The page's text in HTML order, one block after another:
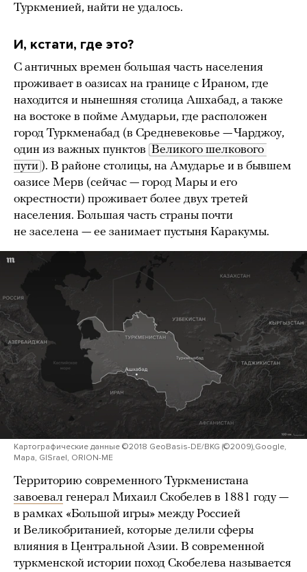
Туркменией, найти не удалось.
И, кстати, где это?
С античных времен большая часть населения
проживает в оазисах на границе с Ираном, где
находится и нынешняя столица Ашхабад, а также
на востоке в пойме Амударьи, где расположен
город Туркменабад (в Средневековье — Чарджоу,
один из важных пунктов Великого шелкового
пути ). В районе столицы, на Амударье и в бывшем
оазисе Мерв (сейчас — город Мары и его
окрестности) проживает более двух третей
населения. Большая часть страны почти
не заселена — ее занимает пустыня Каракумы.
Картографические данные ©2018 GeoBasis-DE/BKG (©2009),Google,
Mapa, GISrael, ORION-ME
Территорию современного Туркменистана
завоевал генерал Михаил Скобелев в 1881 году —
в рамках «Большой игры» между Россией
и Великобританией, которые делили сферы
влияния в Центральной Азии. В современной
туркменской истории поход Скобелева называется